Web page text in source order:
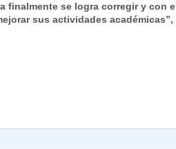
finalmente se logra corregir y con
sus actividades académicas”,